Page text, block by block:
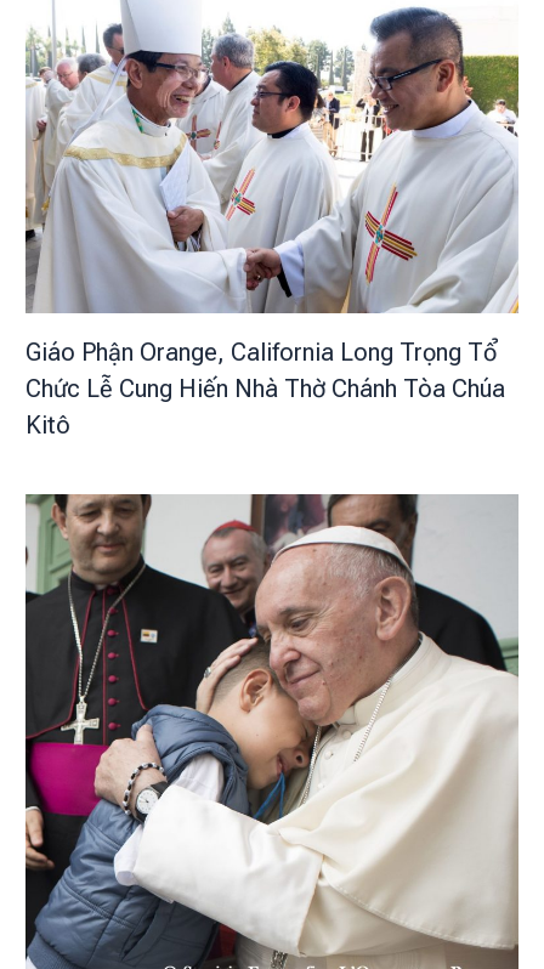
Giáo Phận Orange, California Long Trọng Tổ
Chức Lễ Cung Hiến Nhà Thờ Chánh Tòa Chúa
Kitô